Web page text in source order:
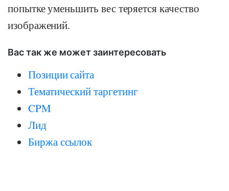
попытке уменьшить вес теряется качество
изображений.
Вас так же может заинтересовать
Позиции сайта
Тематический таргетинг
CPM
Лид
Биржа ссылок